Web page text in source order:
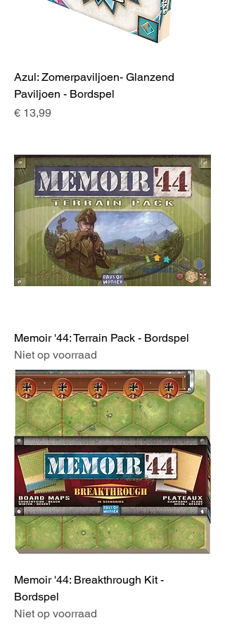
Azul: Zomerpaviljoen- Glanzend
Paviljoen - Bordspel
Prijs
€ 13,99
Memoir '44: Terrain Pack - Bordspel
Niet op voorraad
Memoir '44: Breakthrough Kit -
Bordspel
Niet op voorraad